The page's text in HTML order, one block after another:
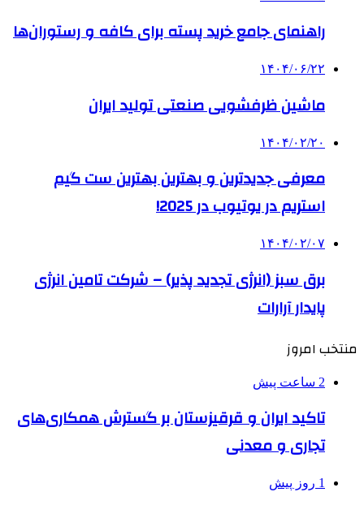
راهنمای جامع خرید پسته برای کافه و رستوران‌ها
۱۴۰۴/۰۶/۲۲
ماشین ظرفشویی صنعتی تولید ایران
۱۴۰۴/۰۲/۲۰
معرفی جدیدترین و بهترین بهترین ست گیم
استریم در یوتیوب در 2025!
۱۴۰۴/۰۲/۰۷
برق سبز (انرژی تجدید پذیر) – شرکت تامین انرژی
پایدار آرارات
منتخب امروز
2 ساعت پیش
تاکید ایران و قرقیزستان بر گسترش همکاری‌های
تجاری و معدنی
1 روز پیش